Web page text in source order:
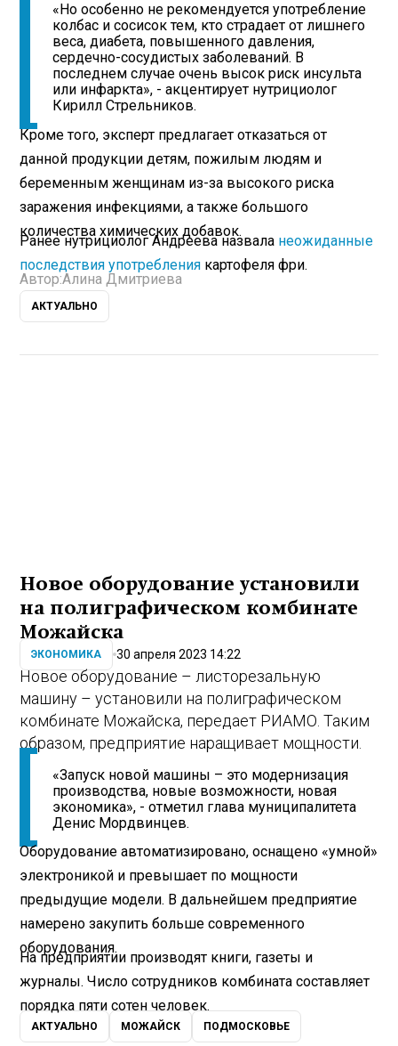
«Но особенно не рекомендуется употребление
колбас и сосисок тем, кто страдает от лишнего
веса, диабета, повышенного давления,
сердечно-сосудистых заболеваний. В
последнем случае очень высок риск инсульта
или инфаркта», - акцентирует нутрициолог
Кирилл Стрельников.
Кроме того, эксперт предлагает отказаться от
данной продукции детям, пожилым людям и
беременным женщинам из-за высокого риска
заражения инфекциями, а также большого
количества химических добавок.
Ранее нутрициолог Андреева назвала неожиданные
последствия употребления картофеля фри.
Автор:Алина Дмитриева
АКТУАЛЬНО
Новое оборудование установили
на полиграфическом комбинате
Можайска
ЭКОНОМИКА 30 апреля 2023 14:22
Новое оборудование – листорезальную
машину – установили на полиграфическом
комбинате Можайска, передает РИАМО. Таким
образом, предприятие наращивает мощности.
«Запуск новой машины – это модернизация
производства, новые возможности, новая
экономика», - отметил глава муниципалитета
Денис Мордвинцев.
Оборудование автоматизировано, оснащено «умной»
электроникой и превышает по мощности
предыдущие модели. В дальнейшем предприятие
намерено закупить больше современного
оборудования.
На предприятии производят книги, газеты и
журналы. Число сотрудников комбината составляет
порядка пяти сотен человек.
АКТУАЛЬНО МОЖАЙСК ПОДМОСКОВЬЕ